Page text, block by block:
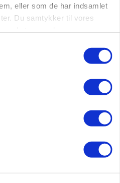
eller som de har indsamlet
Du samtykker til vores
på elefantgræs